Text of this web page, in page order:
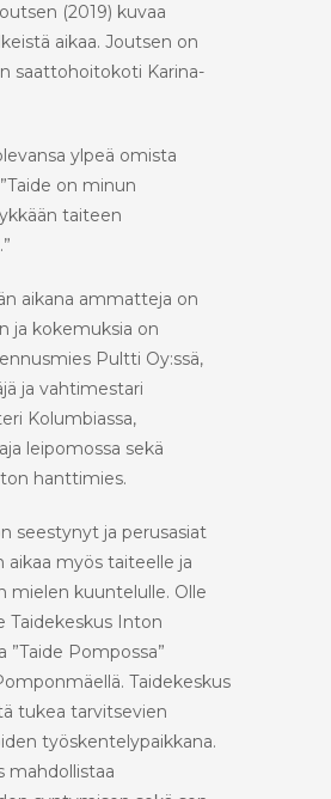
(2019) kuvaa
aikaa. Joutsen on
saattohoitokoti Karina-
ylpeä omista
on minun
taiteen
aikana ammatteja on
ja kokemuksia on
Pultti Oy:ssä,
ja vahtimestari
Kolumbiassa,
leipomossa sekä
hanttimies.
seestynyt ja perusasiat
aikaa myös taiteelle ja
mielen kuuntelulle. Olle
Taidekeskus Inton
”Taide Pompossa”
Taidekeskus
tukea tarvitsevien
työskentelypaikkana.
mahdollistaa